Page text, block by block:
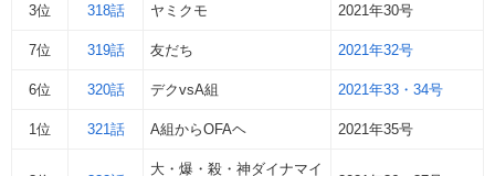
3位 318話 ヤミクモ 2021年30号
7位 319話 友だち 2021年32号
6位 320話 デクvsA組 2021年33・34号
1位 321話 A組からOFAヘ 2021年35号
大・爆・殺・神ダイナマイ